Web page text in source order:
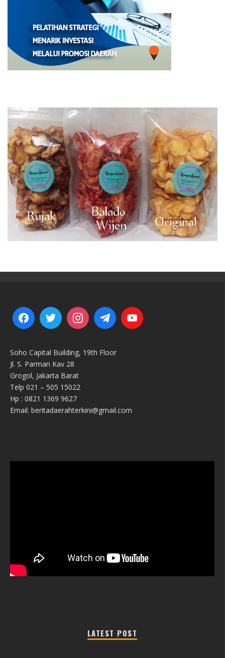
Soho Capital Building, 19th Floor
Jl. S. Parman Kav 28
Grogol, Jakarta Barat
Telp 021 – 505 15022
Hp : 0821 1369 9627
Email: beritadaerahterkini@gmail.com
LATEST POST